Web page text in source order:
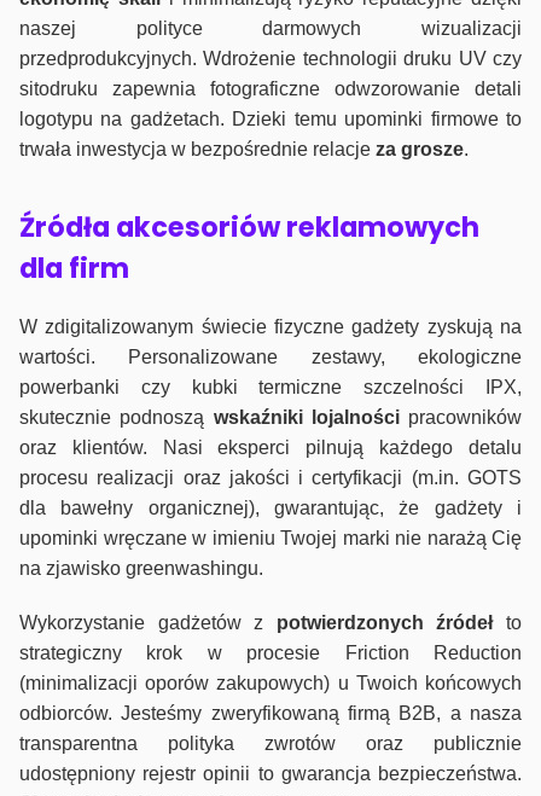
naszej polityce darmowych wizualizacji
przedprodukcyjnych. Wdrożenie technologii druku UV czy
sitodruku zapewnia fotograficzne odwzorowanie detali
logotypu na gadżetach. Dzieki temu upominki firmowe to
trwała inwestycja w bezpośrednie relacje za grosze.
Źródła akcesoriów reklamowych
dla firm
W zdigitalizowanym świecie fizyczne gadżety zyskują na
wartości. Personalizowane zestawy, ekologiczne
powerbanki czy kubki termiczne szczelności IPX,
skutecznie podnoszą wskaźniki lojalnościpracowników
oraz klientów. Nasi eksperci pilnują każdego detalu
procesu realizacji oraz jakości i certyfikacji (m.in. GOTS
dla bawełny organicznej), gwarantując, że gadżety i
upominki wręczane w imieniu Twojej marki nie narażą Cię
na zjawisko greenwashingu.
Wykorzystanie gadżetów z potwierdzonych źródełto
strategiczny krok w procesie Friction Reduction
(minimalizacji oporów zakupowych) u Twoich końcowych
odbiorców. Jesteśmy zweryfikowaną firmą B2B, a nasza
transparentna polityka zwrotów oraz publicznie
udostępniony rejestr opinii to gwarancja bezpieczeństwa.